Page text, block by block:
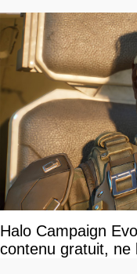
Halo Campaign
contenu gratuit, ne